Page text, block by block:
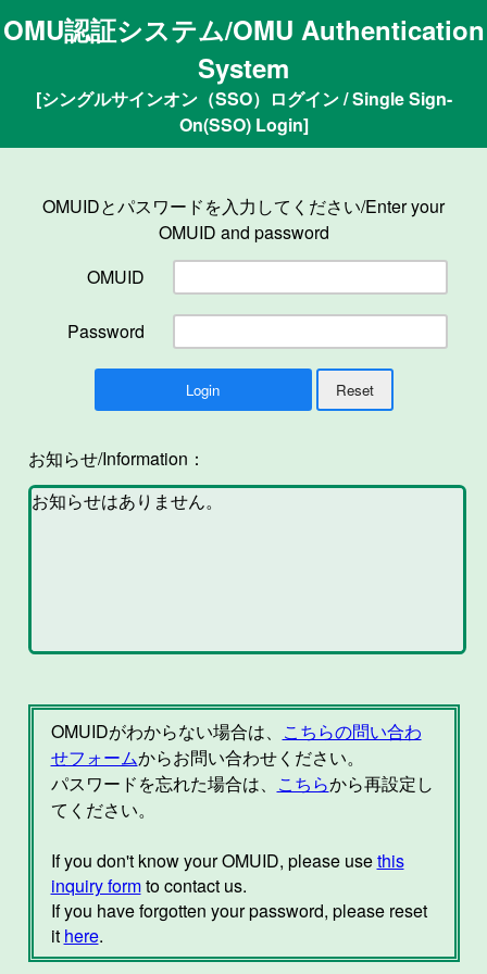
OMU認証システム/OMU Authentication
System
[シングルサインオン（SSO）ログイン / Single Sign-
On(SSO) Login]
OMUIDとパスワードを入力してください/Enter your
OMUID and password
OMUID
Password
お知らせ/Information：
OMUIDがわからない場合は、
こちらの問い合わ
せフォームからお問い合わせください。
パスワードを忘れた場合は、
こちらから再設定し
てください。
If you don't know your OMUID, please usethis
inquiry formto contact us.
If you have forgotten your password, please reset
it here.